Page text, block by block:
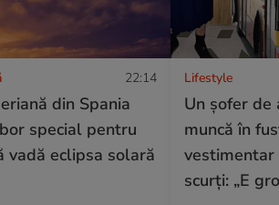
22:14
din Spania
special pentru
vadă eclipsa solară
Lifestyle
Un șofer de
muncă în
scurți: „E